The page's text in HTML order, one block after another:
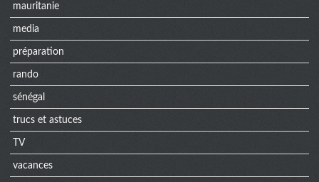
mauritanie
media
préparation
rando
sénégal
trucs et astuces
TV
vacances